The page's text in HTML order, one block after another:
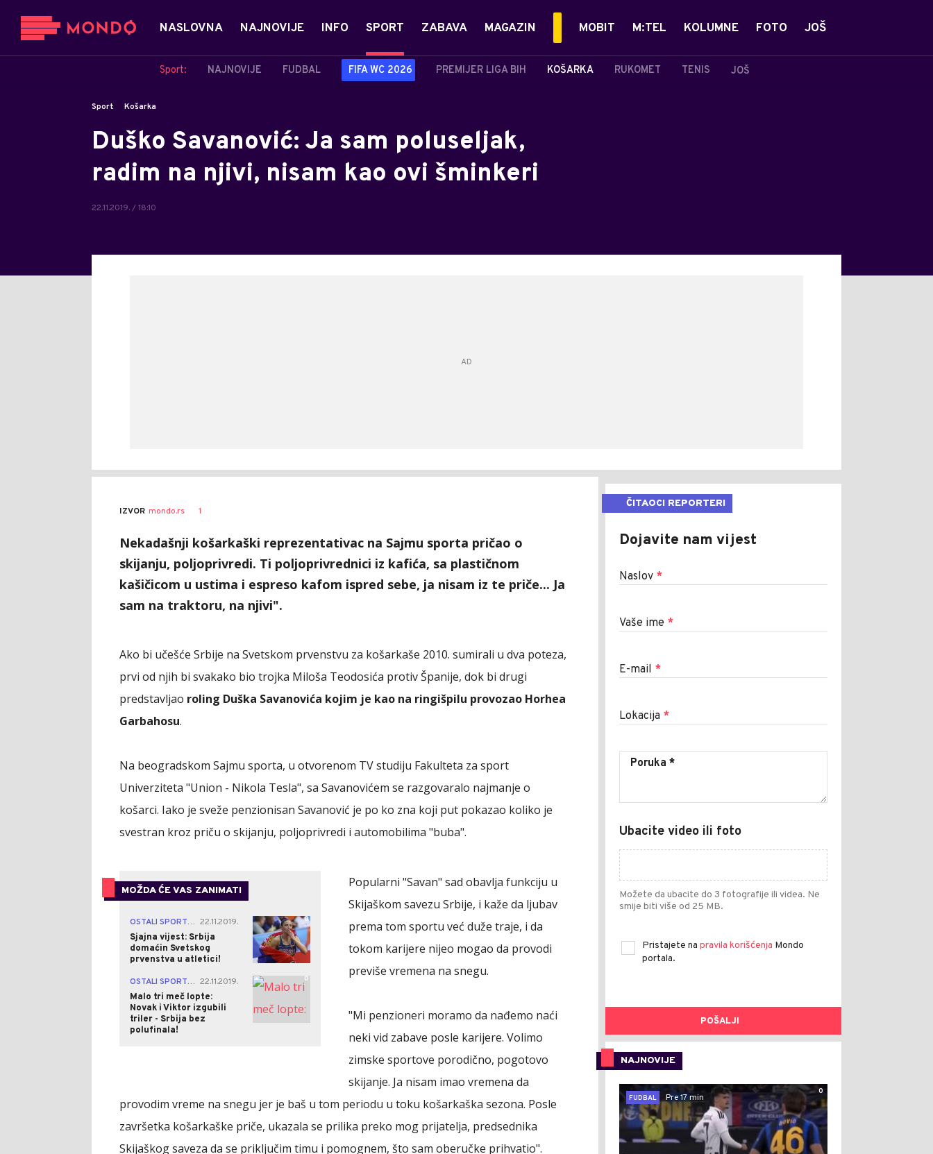
NASLOVNA NAJNOVIJE INFO SPORT
Sport: NAJNOVIJE FUDBAL FIFA WC 2026 PREMIJER LIGA BIH KOŠARKA RUKOMET TENIS JOŠ
ZABAVA MAGAZIN MOBIT M:TEL KOLUMNE FOTO JOŠ
Sport Košarka
Duško Savanović: Ja sam poluseljak,
radim na njivi, nisam kao ovi šminkeri
22.11.2019. / 18:10
IZVOR mondo.rs 1
Nekadašnji košarkaški reprezentativac na Sajmu sporta pričao o
skijanju, poljoprivredi. Ti poljoprivrednici iz kafića, sa plastičnom
kašičicom u ustima i espreso kafom ispred sebe, ja nisam iz te priče... Ja
sam na traktoru, na njivi".
Ako bi učešće Srbije na Svetskom prvenstvu za košarkaše 2010. sumirali u dva poteza,
prvi od njih bi svakako bio trojka Miloša Teodosića protiv Španije, dok bi drugi
predstavljao roling Duška Savanovića kojim je kao na ringišpilu provozao Horhea
Garbahosu.
Na beogradskom Sajmu sporta, u otvorenom TV studiju Fakulteta za sport
Univerziteta "Union - Nikola Tesla", sa Savanovićem se razgovaralo najmanje o
košarci. Iako je sveže penzionisan Savanović je po ko zna koji put pokazao koliko je
svestran kroz priču o skijanju, poljoprivredi i automobilima "buba".
MOŽDA ĆE VAS ZANIMATI
OSTALI SPORTOVI |
22.11.2019.
Sjajna vijest: Srbija
domaćin Svetskog
prvenstva u atletici!
0
OSTALI SPORTOVI |
22.11.2019.
Malo tri meč lopte:
Novak i Viktor izgubili
triler - Srbija bez
polufinala!
0
Popularni "Savan" sad obavlja funkciju u
Skijaškom savezu Srbije, i kaže da ljubav
prema tom sportu već duže traje, i da
tokom karijere nijeo mogao da provodi
previše vremena na snegu.
"Mi penzioneri moramo da nađemo naći
neki vid zabave posle karijere. Volimo
zimske sportove porodično, pogotovo
skijanje. Ja nisam imao vremena da
provodim vreme na snegu jer je baš u tom periodu u toku košarkaška sezona. Posle
završetka košarkaške priče, ukazala se prilika preko mog prijatelja, predsednika
Skijaškog saveza da se priključim timu i pomognem, što sam oberučke prihvatio".
ČITAOCI REPORTERI
Dojavite nam vijest
Naslov *
Vaše ime *
E-mail *
Lokacija *
Ubacite video ili foto
Možete da ubacite do 3 fotografije ili videa. Ne
smije biti više od 25 MB.
Pristajete na pravila korišćenja Mondo
portala.
POŠALJI
NAJNOVIJE
0
FUDBAL
Pre 17 min